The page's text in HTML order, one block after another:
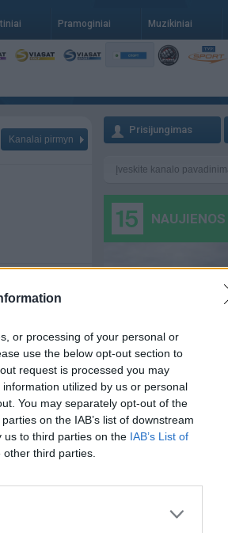
or processing of your personal or
use the below opt-out section to
request is processed you may
utilized by us or personal
You may separately opt-out of the
on the IAB’s list of downstream
us to third parties on the IAB’s List of
third parties.
Pramoginiai Muzikiniai
Kanalai pirmyn
Prisijungimas